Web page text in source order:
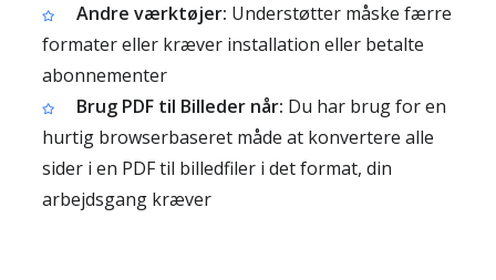
Andre værktøjer: Understøtter måske færre
formater eller kræver installation eller betalte
abonnementer
Brug PDF til Billeder når: Du har brug for en
hurtig browserbaseret måde at konvertere alle
sider i en PDF til billedfiler i det format, din
arbejdsgang kræver